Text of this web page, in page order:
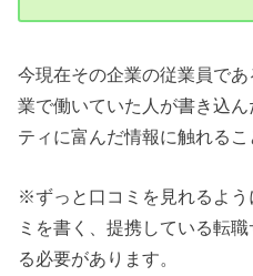
今現在その企業の従業員で
業で働いていた人が書き込
ティに富んだ情報に触れるこ
※ずっと口コミを見れるよう
ミを書く、提携している転
る必要があります。